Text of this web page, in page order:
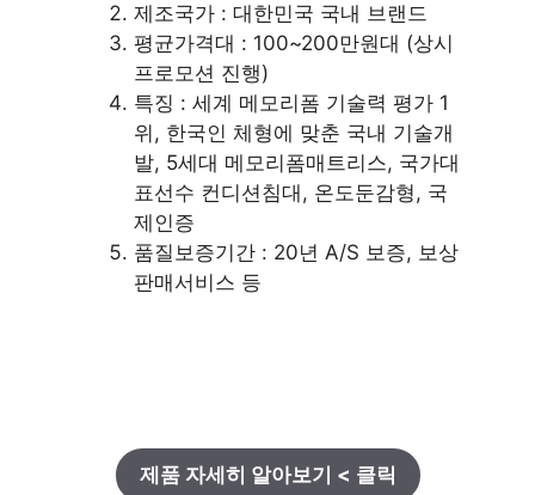
제조국가 : 대한민국 국내 브랜드
평균가격대 : 100~200만원대 (상시
프로모션 진행)
특징 : 세계 메모리폼 기술력 평가 1
위, 한국인 체형에 맞춘 국내 기술개
발, 5세대 메모리폼매트리스, 국가대
표선수 컨디션침대, 온도둔감형, 국
제인증
품질보증기간 : 20년 A/S 보증, 보상
판매서비스 등
제품 자세히 알아보기 < 클릭